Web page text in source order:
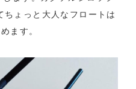
ちょっと大人なフロートは
ます。